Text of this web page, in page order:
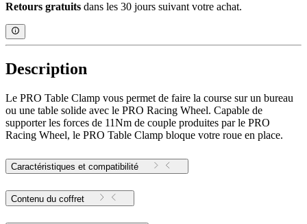
Retours gratuits dans les 30 jours suivant votre achat.
Description
Le PRO Table Clamp vous permet de faire la course sur un bureau
ou une table solide avec le PRO Racing Wheel. Capable de
supporter les forces de 11Nm de couple produites par le PRO
Racing Wheel, le PRO Table Clamp bloque votre roue en place.
Caractéristiques et compatibilité
Contenu du coffret